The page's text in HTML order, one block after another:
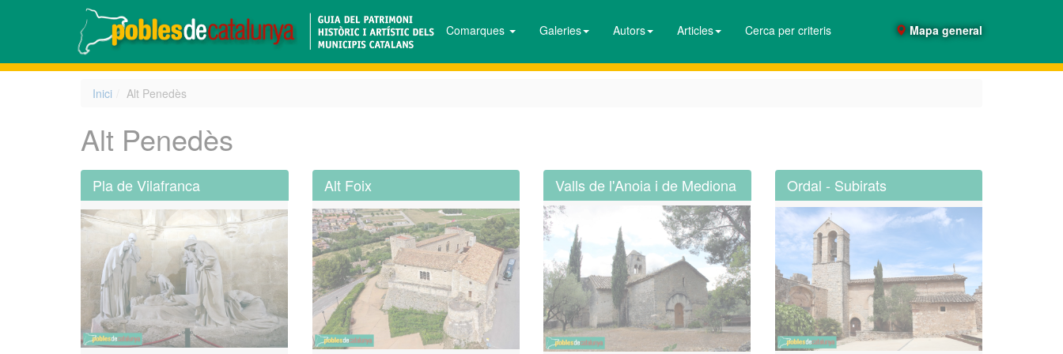
Comarques Galeries Autors Articles Cerca per criteris Mapa general
Inici Alt Penedès
Alt Penedès
Pla de Vilafranca Alt Foix Valls de l'Anoia i de Mediona Ordal - Subirats